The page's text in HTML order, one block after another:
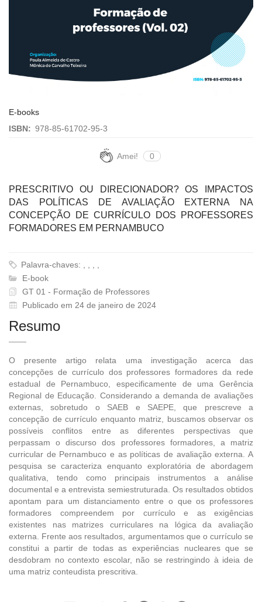
E-books
ISBN: 978-85-61702-95-3
Amei! 0
PRESCRITIVO OU DIRECIONADOR? OS IMPACTOS
DAS POLÍTICAS DE AVALIAÇÃO EXTERNA NA
CONCEPÇÃO DE CURRÍCULO DOS PROFESSORES
FORMADORES EM PERNAMBUCO
Palavra-chaves: , , , ,
E-book
GT 01 - Formação de Professores
Publicado em 24 de janeiro de 2024
Resumo
O presente artigo relata uma investigação acerca das
concepções de currículo dos professores formadores da rede
estadual de Pernambuco, especificamente de uma Gerência
Regional de Educação. Considerando a demanda de avaliações
externas, sobretudo o SAEB e SAEPE, que prescreve a
concepção de currículo enquanto matriz, buscamos observar os
possíveis conflitos entre as diferentes perspectivas que
perpassam o discurso dos professores formadores, a matriz
curricular de Pernambuco e as políticas de avaliação externa. A
pesquisa se caracteriza enquanto exploratória de abordagem
qualitativa, tendo como principais instrumentos a análise
documental e a entrevista semiestruturada. Os resultados obtidos
apontam para um distanciamento entre o que os professores
formadores compreendem por currículo e as exigências
existentes nas matrizes curriculares na lógica da avaliação
externa. Frente aos resultados, argumentamos que o currículo se
constitui a partir de todas as experiências nucleares que se
desdobram no contexto escolar, não se restringindo à ideia de
uma matriz conteudista prescritiva.